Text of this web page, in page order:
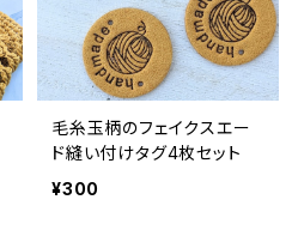
毛糸玉柄のフェイクスエー
ド縫い付けタグ4枚セット
¥300